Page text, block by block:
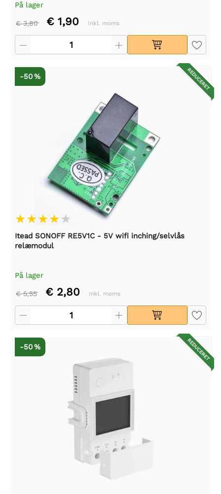
På lager
€ 3,80 € 1,90 Inkl. moms
REDUCERET
-50 %
Itead SONOFF RE5V1C - 5V wifi inching/selvlås
relæmodul
På lager
€ 5,55 € 2,80 Inkl. moms
REDUCERET
-50 %